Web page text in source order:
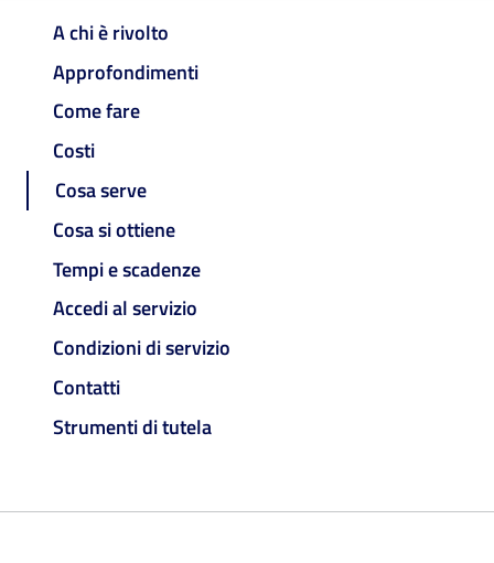
A chi è rivolto
Approfondimenti
Come fare
Costi
Cosa serve
Cosa si ottiene
Tempi e scadenze
Accedi al servizio
Condizioni di servizio
Contatti
Strumenti di tutela